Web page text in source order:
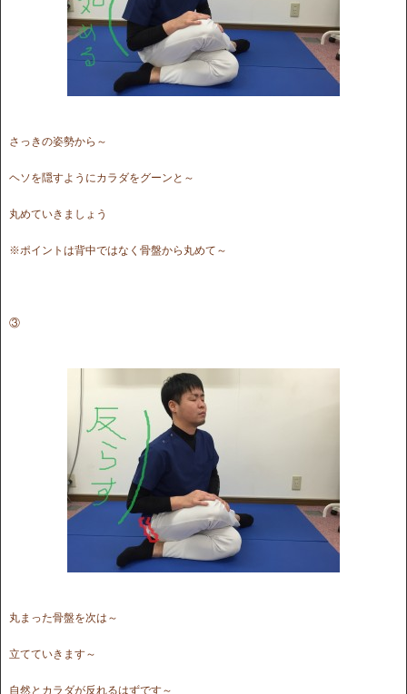
さっきの姿勢から～
ヘソを隠すようにカラダをグーンと～
丸めていきましょう
※ポイントは背中ではなく骨盤から丸めて～
③
丸まった骨盤を次は～
立てていきます～
自然とカラダが反れるはずです～